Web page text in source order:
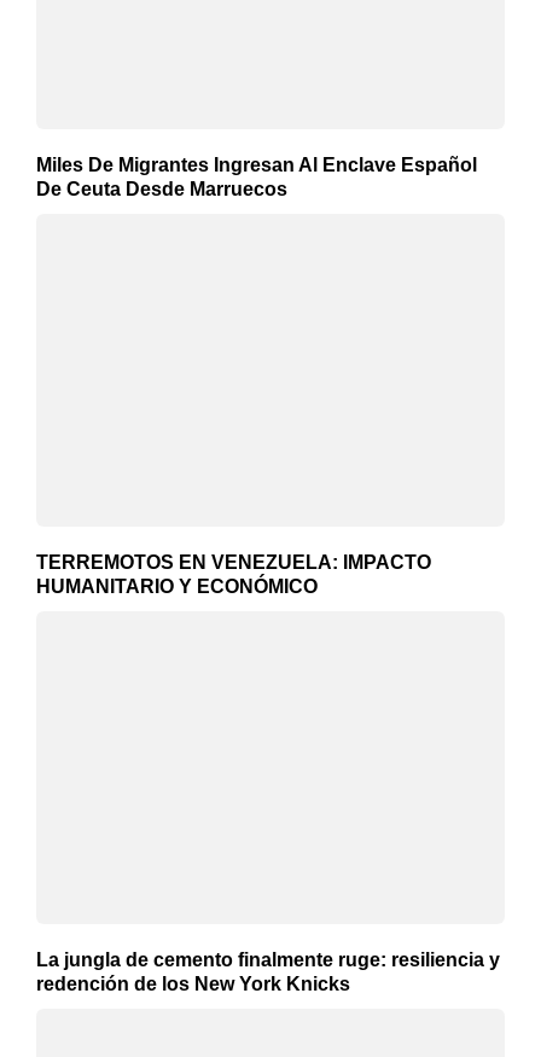
Miles De Migrantes Ingresan Al Enclave Español
De Ceuta Desde Marruecos
TERREMOTOS EN VENEZUELA: IMPACTO
HUMANITARIO Y ECONÓMICO
La jungla de cemento finalmente ruge: resiliencia y
redención de los New York Knicks